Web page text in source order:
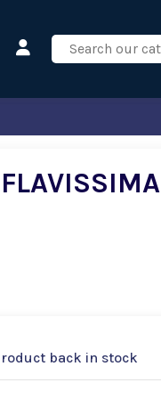
back in stock